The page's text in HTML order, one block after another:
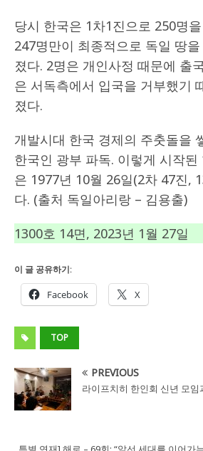
당시 한국은 1차1진으로 250명
247명만이 최종적으로 독일 땅
졌다. 2명은 개인사정 때문에 출
은 서독측에서 입국을 거부했기
졌다.
개발시대 한국 경제의 주춧돌을
한국인 광부 파독. 이렇게 시작
은 1977년 10월 26일(2차 47진,
다. (출처 독일아리랑 – 김용출)
1300호 14면, 2023년 1월 27일
이 글 공유하기:
Facebook X
TOP
PREVIOUS
라이프치히 한인회 신년 모임